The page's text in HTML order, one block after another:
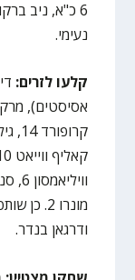
נעימי.
קלעו לזרים:
מונרו 2.
ודרגאן בנדר.